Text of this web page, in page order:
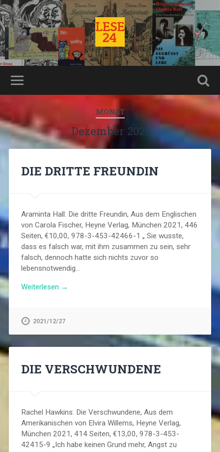
MONAT
Dezember 2021
DIE DRITTE FREUNDIN
Araminta Hall: Die dritte Freundin, Aus dem Englischen
von Carola Fischer, Heyne Verlag, München 2021, 446
Seiten, €10,00, 978-3-453-42466-1 „ Sie wusste,
dass es falsch war, mit ihm zusammen zu sein, sehr
falsch, dennoch hatte sich nichts zuvor so
lebensnotwendig…
Weiterlesen →
2021/12/27
DIE VERSCHWUNDENE
Rachel Hawkins: Die Verschwundene, Aus dem
Amerikanischen von Elvira Willems, Heyne Verlag,
München 2021, 414 Seiten, €13,00, 978-3-453-
42415-9 „Ich habe keinen Grund mehr, Angst zu